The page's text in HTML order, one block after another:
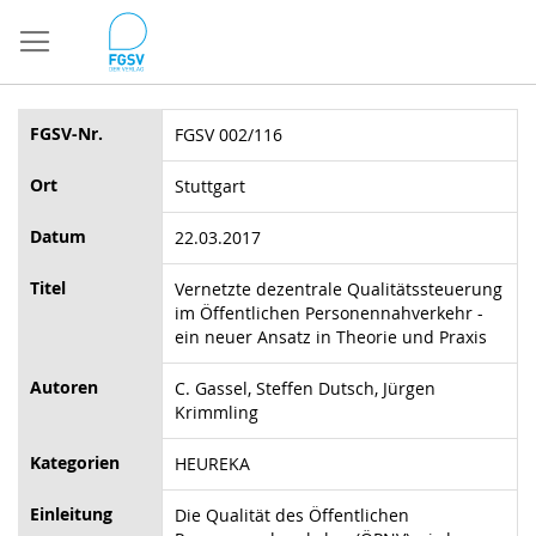
zum
Inhalt
FGSV-Nr. FGSV 002/116
Ort Stuttgart
Datum 22.03.2017
Titel
Vernetzte dezentrale Qualitätssteuerung
im Öffentlichen Personennahverkehr -
ein neuer Ansatz in Theorie und Praxis
Autoren
C. Gassel, Steffen Dutsch, Jürgen
Krimmling
Kategorien HEUREKA
Einleitung
Die Qualität des Öffentlichen